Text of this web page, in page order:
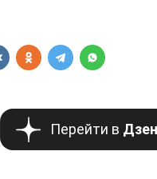
Перейти в Дзен